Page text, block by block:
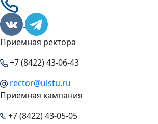
Приемная ректора
+7 (8422) 43-06-43
rector@ulstu.ru
Приемная кампания
+7 (8422) 43-05-05